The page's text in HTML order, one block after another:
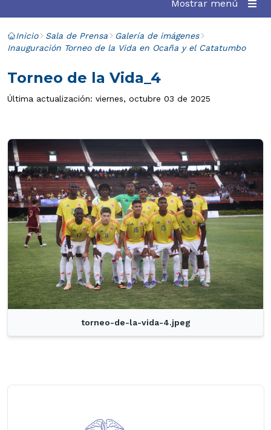
Mostrar menú
Inicio Sala de Prensa
Galería de imágenes
Inauguración Torneo de la Vida en Ocaña y el Catatumbo
Torneo de la Vida_4
Última actualización: viernes, octubre 03 de 2025
torneo-de-la-vida-4.jpeg